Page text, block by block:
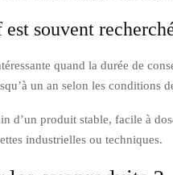
souvent
quand la durée de
un an selon les conditions
d’un produit stable, facile à
industrielles ou techniques.